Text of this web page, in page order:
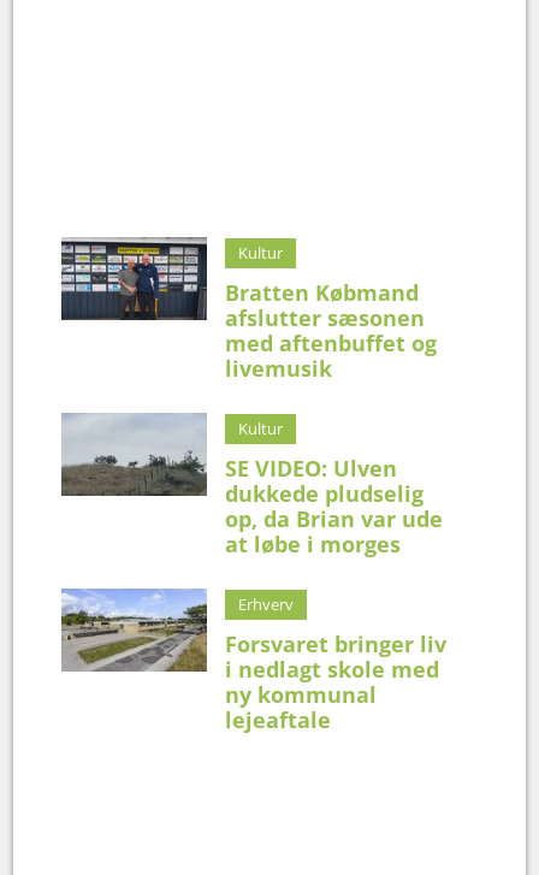
Kultur
Bratten Købmand
afslutter sæsonen
med aftenbuffet og
livemusik
Kultur
SE VIDEO: Ulven
dukkede pludselig
op, da Brian var ude
at løbe i morges
Erhverv
Forsvaret bringer liv
i nedlagt skole med
ny kommunal
lejeaftale